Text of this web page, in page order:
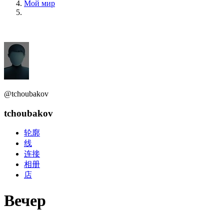
Мой мир
@tchoubakov
tchoubakov
轮廓
线
连接
相册
店
Вечер